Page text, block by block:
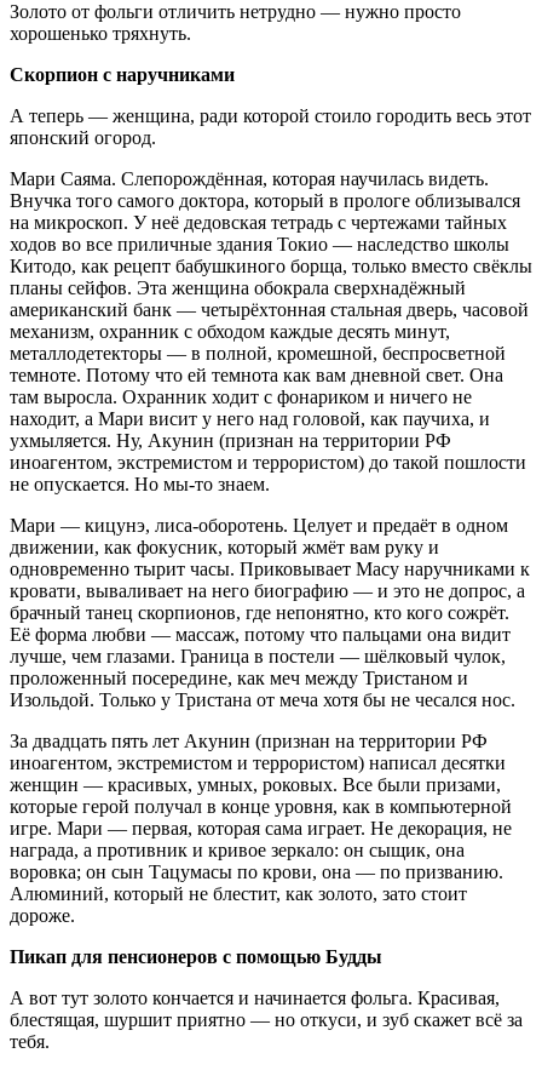
Золото от фольги отличить нетрудно — нужно просто
хорошенько тряхнуть.
Скорпион с наручниками
А теперь — женщина, ради которой стоило городить весь этот
японский огород.
Мари Саяма. Слепорождённая, которая научилась видеть.
Внучка того самого доктора, который в прологе облизывался
на микроскоп. У неё дедовская тетрадь с чертежами тайных
ходов во все приличные здания Токио — наследство школы
Китодо, как рецепт бабушкиного борща, только вместо свёклы
планы сейфов. Эта женщина обокрала сверхнадёжный
американский банк — четырёхтонная стальная дверь, часовой
механизм, охранник с обходом каждые десять минут,
металлодетекторы — в полной, кромешной, беспросветной
темноте. Потому что ей темнота как вам дневной свет. Она
там выросла. Охранник ходит с фонариком и ничего не
находит, а Мари висит у него над головой, как паучиха, и
ухмыляется. Ну, Акунин (признан на территории РФ
иноагентом, экстремистом и террористом) до такой пошлости
не опускается. Но мы-то знаем.
Мари — кицунэ, лиса-оборотень. Целует и предаёт в одном
движении, как фокусник, который жмёт вам руку и
одновременно тырит часы. Приковывает Масу наручниками к
кровати, вываливает на него биографию — и это не допрос, а
брачный танец скорпионов, где непонятно, кто кого сожрёт.
Её форма любви — массаж, потому что пальцами она видит
лучше, чем глазами. Граница в постели — шёлковый чулок,
проложенный посередине, как меч между Тристаном и
Изольдой. Только у Тристана от меча хотя бы не чесался нос.
За двадцать пять лет Акунин (признан на территории РФ
иноагентом, экстремистом и террористом) написал десятки
женщин — красивых, умных, роковых. Все были призами,
которые герой получал в конце уровня, как в компьютерной
игре. Мари — первая, которая сама играет. Не декорация, не
награда, а противник и кривое зеркало: он сыщик, она
воровка; он сын Тацумасы по крови, она — по призванию.
Алюминий, который не блестит, как золото, зато стоит
дороже.
Пикап для пенсионеров с помощью Будды
А вот тут золото кончается и начинается фольга. Красивая,
блестящая, шуршит приятно — но откуси, и зуб скажет всё за
тебя.